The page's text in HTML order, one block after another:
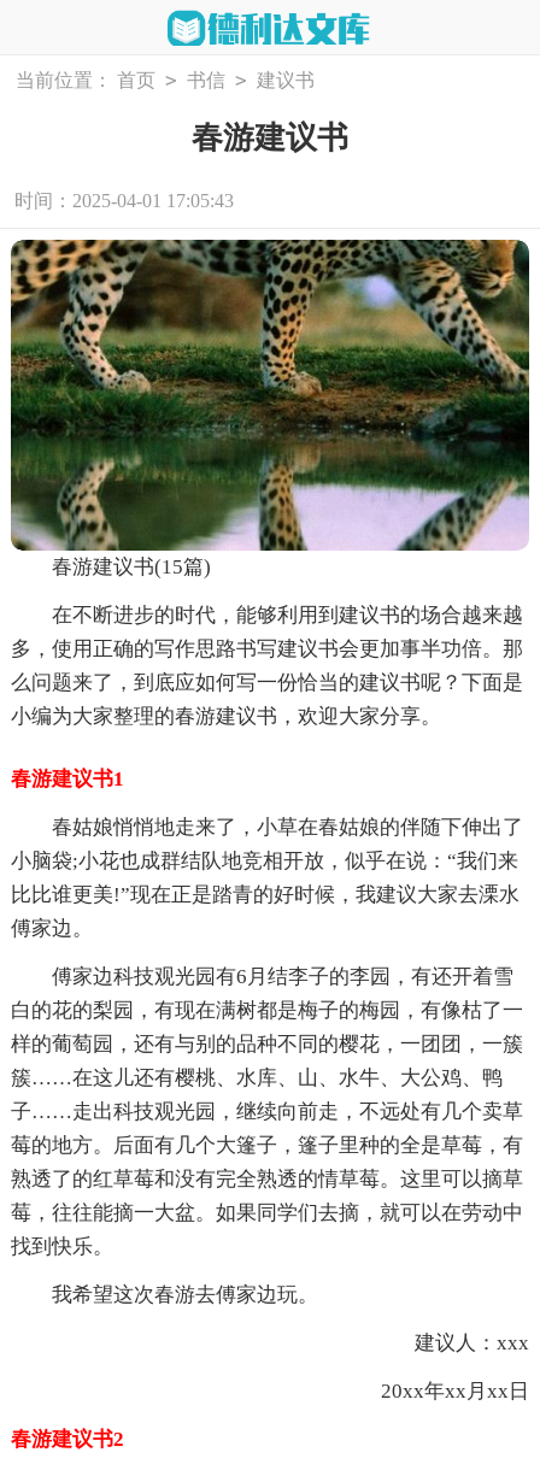
当前位置： 首页 > 书信 > 建议书
春游建议书
时间：2025-04-01 17:05:43
春游建议书(15篇)
在不断进步的时代，能够利用到建议书的场合越来越
多，使用正确的写作思路书写建议书会更加事半功倍。那
么问题来了，到底应如何写一份恰当的建议书呢？下面是
小编为大家整理的春游建议书，欢迎大家分享。
春游建议书1
春姑娘悄悄地走来了，小草在春姑娘的伴随下伸出了
小脑袋;小花也成群结队地竞相开放，似乎在说：“我们来
比比谁更美!”现在正是踏青的好时候，我建议大家去溧水
傅家边。
傅家边科技观光园有6月结李子的李园，有还开着雪
白的花的梨园，有现在满树都是梅子的梅园，有像枯了一
样的葡萄园，还有与别的品种不同的樱花，一团团，一簇
簇……在这儿还有樱桃、水库、山、水牛、大公鸡、鸭
子……走出科技观光园，继续向前走，不远处有几个卖草
莓的地方。后面有几个大篷子，篷子里种的全是草莓，有
熟透了的红草莓和没有完全熟透的情草莓。这里可以摘草
莓，往往能摘一大盆。如果同学们去摘，就可以在劳动中
找到快乐。
我希望这次春游去傅家边玩。
建议人：xxx
20xx年xx月xx日
春游建议书2